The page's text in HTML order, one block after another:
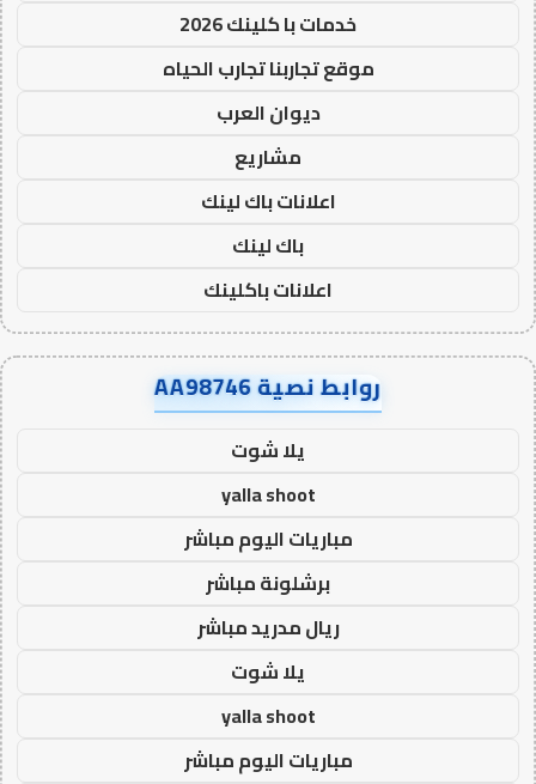
خدمات با كلينك 2026
موقع تجاربنا تجارب الحياه
ديوان العرب
مشاريع
اعلانات باك لينك
باك لينك
اعلانات باكلينك
روابط نصية AA98746
يلا شوت
yalla shoot
مباريات اليوم مباشر
برشلونة مباشر
ريال مدريد مباشر
يلا شوت
yalla shoot
مباريات اليوم مباشر